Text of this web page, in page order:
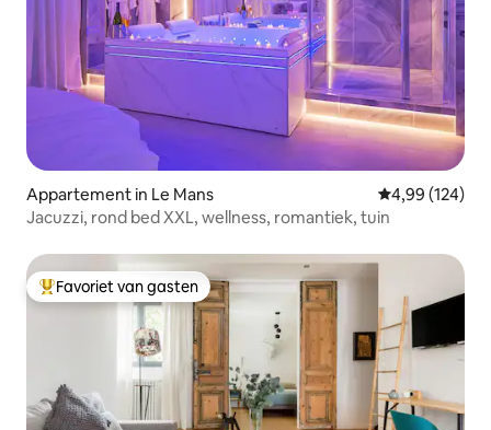
Appartement in Le Mans Gemiddelde
4,99 (124)
Jacuzzi, rond bed XXL, wellness, romantiek, tuin
Topfavoriet van gasten
Favoriet van gasten